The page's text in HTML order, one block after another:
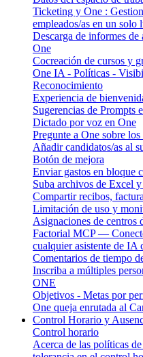
Ticketing y One :
empleados/as en un solo
Descarga de informes de
One
Cocreación de cursos y
One IA - Políticas -
Reconocimiento
Experiencia de
Sugerencias de Prompts
Dictado por voz en One
Pregunte a One sobre los
Añadir candidatos/as al
Botón de mejora
Enviar gastos en bloque
Suba archivos de Excel
Compartir recibos,
Limitación de uso y
Asignaciones de centros
Factorial MCP —
cualquier asistente de
Comentarios de tiempo
Inscriba a múltiples
ONE
Objetivos - Metas por
One queja enrutada al
Control Horario y
Control horario
Acerca de las políticas